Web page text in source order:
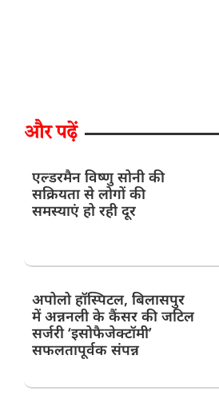
और पढ़ें
एल्डरमैन विष्णु सोनी की
सक्रियता से लोगों की
समस्याएं हो रही दूर
अपोलो हॉस्पिटल, बिलासपुर
में अन्ननली के कैंसर की जटिल
सर्जरी ‘इसोफैजेक्टॉमी’
सफलतापूर्वक संपन्न